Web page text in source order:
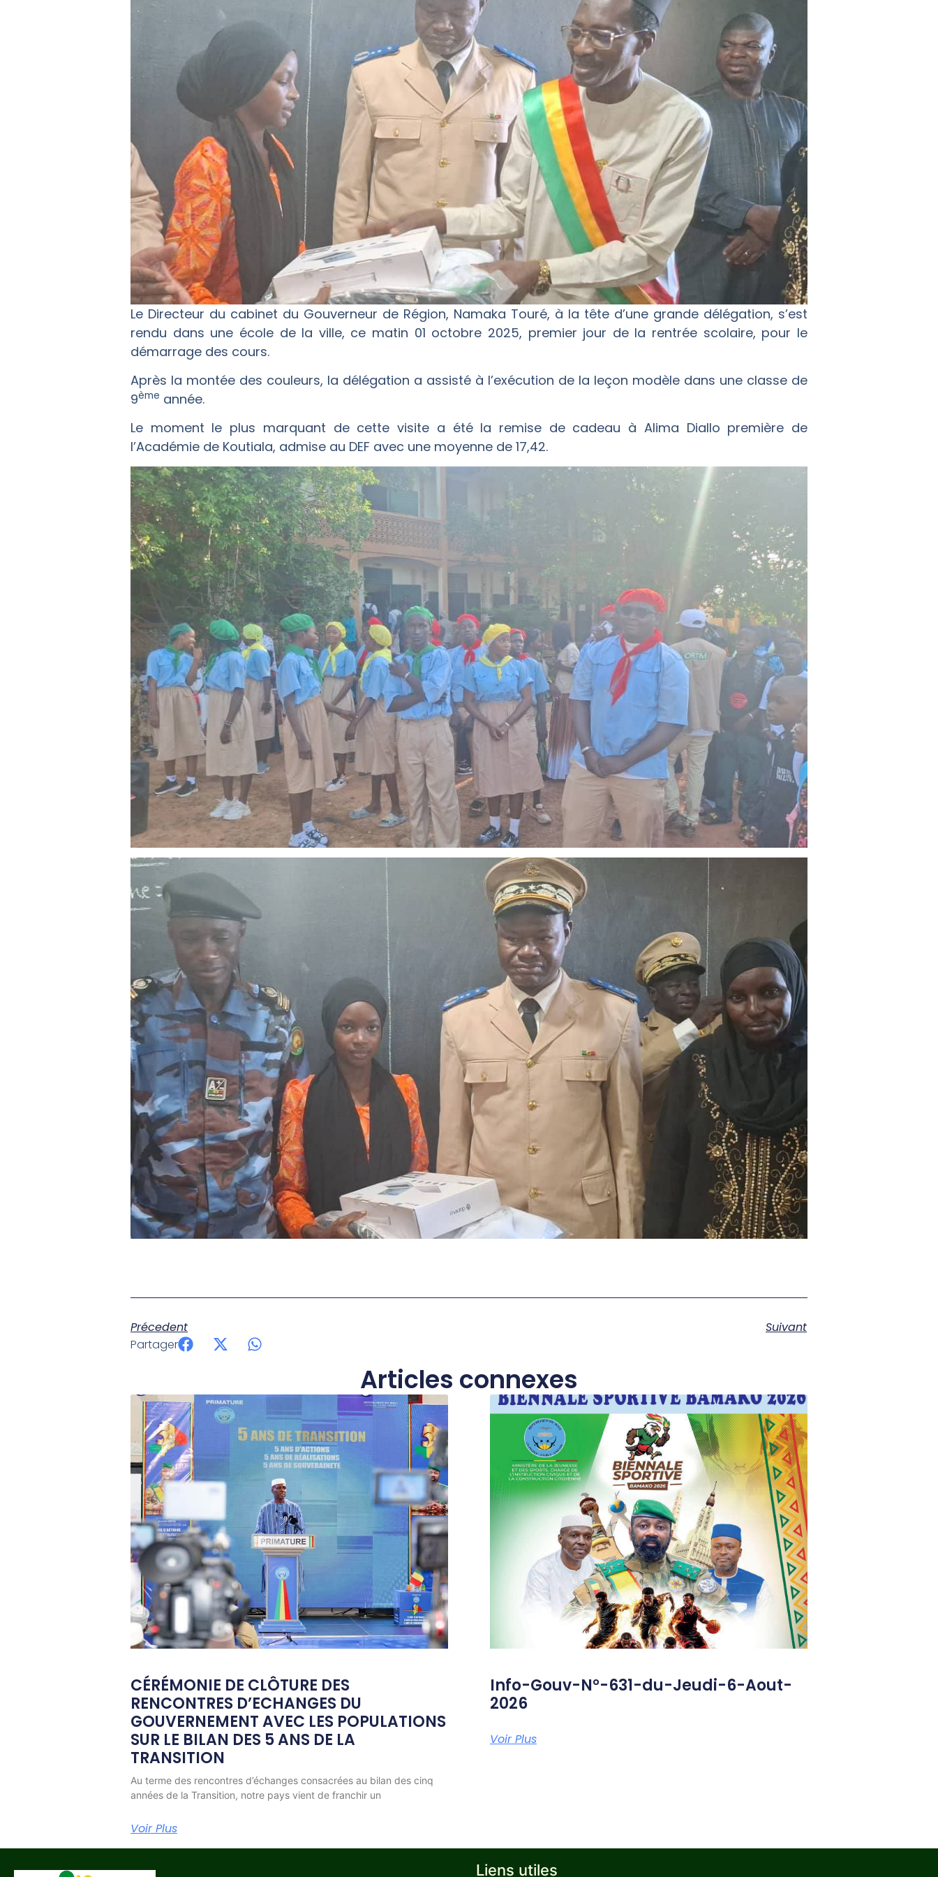
Le Directeur du cabinet du Gouverneur de Région, Namaka Touré, à la tête d’une grande délégation, s’est
rendu dans une école de la ville, ce matin 01 octobre 2025, premier jour de la rentrée scolaire, pour le
démarrage des cours.
Après la montée des couleurs, la délégation a assisté à l’exécution de la leçon modèle dans une classe de
9ème année.
Le moment le plus marquant de cette visite a été la remise de cadeau à Alima Diallo première de
l’Académie de Koutiala, admise au DEF avec une moyenne de 17,42.
Précedent
Suivant
Partager
Articles connexes
CÉRÉMONIE DE CLÔTURE DES
RENCONTRES D’ECHANGES DU
GOUVERNEMENT AVEC LES POPULATIONS
SUR LE BILAN DES 5 ANS DE LA
TRANSITION
Au terme des rencontres d’échanges consacrées au bilan des cinq
années de la Transition, notre pays vient de franchir un
Voir Plus
Info-Gouv-N°-631-du-Jeudi-6-Aout-
2026
Voir Plus
Liens utiles